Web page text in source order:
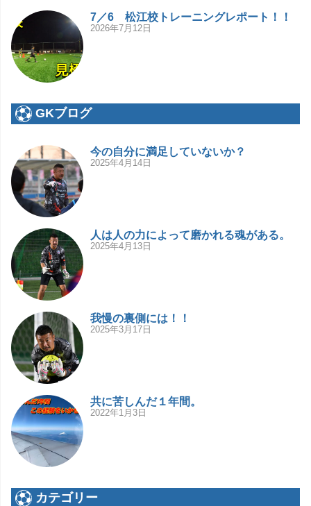
7／6 松江校トレーニングレポート！！
2026年7月12日
GKブログ
今の自分に満足していないか？
2025年4月14日
人は人の力によって磨かれる魂がある。
2025年4月13日
我慢の裏側には！！
2025年3月17日
共に苦しんだ１年間。
2022年1月3日
カテゴリー